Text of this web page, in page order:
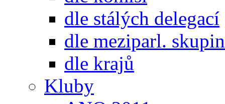
dle stálých delegací
dle meziparl. skupin
dle krajů
Kluby